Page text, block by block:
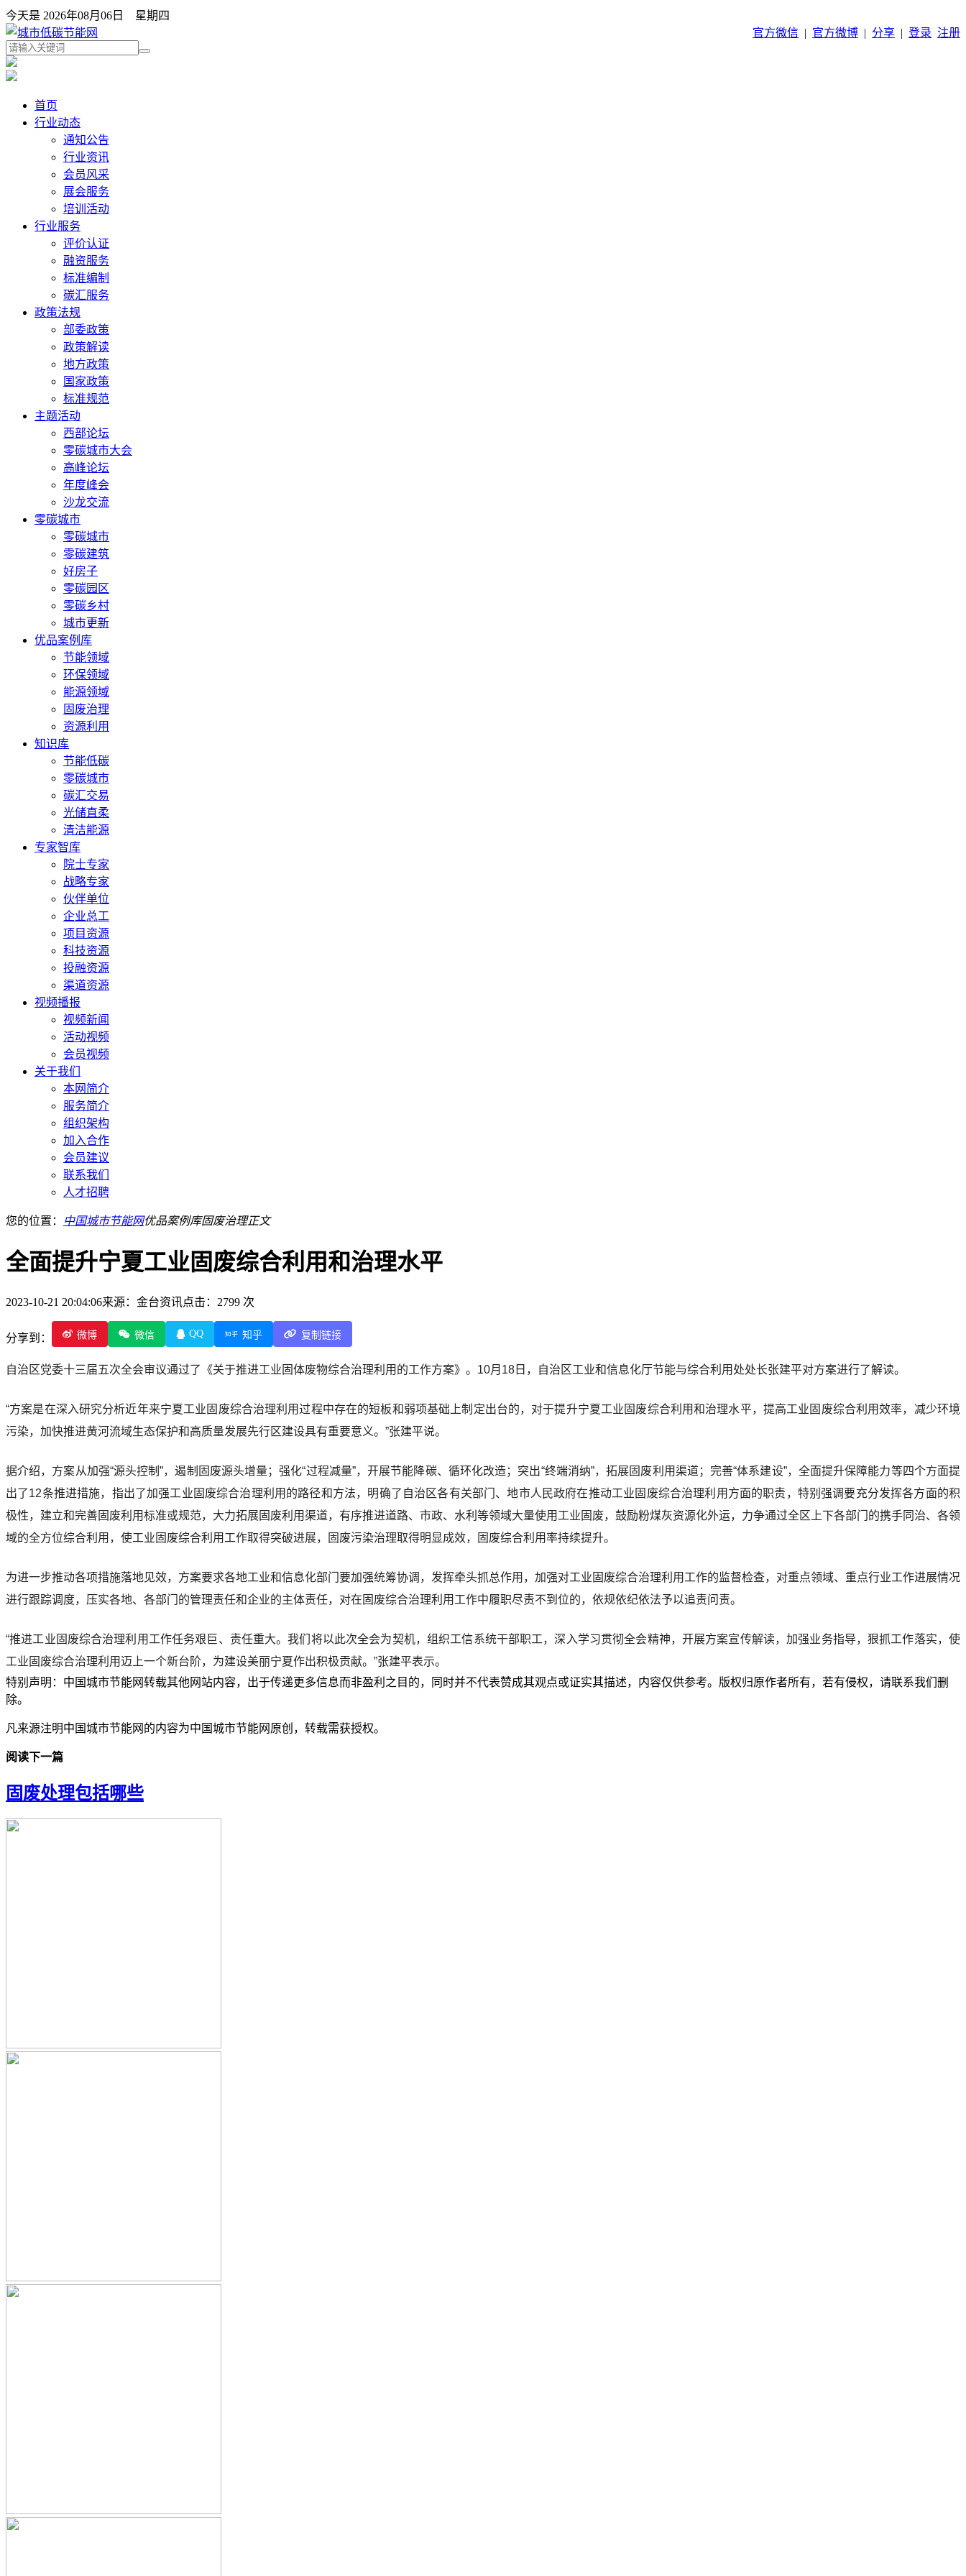
今天是 2026年08月06日 星期四
官方微信 | 官方微博 | 分享 | 登录 注册
首页
行业动态
通知公告
行业资讯
会员风采
展会服务
培训活动
行业服务
评价认证
融资服务
标准编制
碳汇服务
政策法规
部委政策
政策解读
地方政策
国家政策
标准规范
主题活动
西部论坛
零碳城市大会
高峰论坛
年度峰会
沙龙交流
零碳城市
零碳城市
零碳建筑
好房子
零碳园区
零碳乡村
城市更新
优品案例库
节能领域
环保领域
能源领域
固废治理
资源利用
知识库
节能低碳
零碳城市
碳汇交易
光储直柔
清洁能源
专家智库
院士专家
战略专家
伙伴单位
企业总工
项目资源
科技资源
投融资源
渠道资源
视频播报
视频新闻
活动视频
会员视频
关于我们
本网简介
服务简介
组织架构
加入合作
会员建议
联系我们
人才招聘
您的位置： 中国城市节能网优品案例库固废治理正文
全面提升宁夏工业固废综合利用和治理水平
2023-10-21 20:04:06来源：金台资讯点击：2799 次
分享到： 微博 微信 QQ 知乎 复制链接
自治区党委十三届五次全会审议通过了《关于推进工业固体废物综合治理利用的工作方案》。10月18日，自治区工业和信息化厅节能与综合利用处处长张建平对方案进行了解读。
“方案是在深入研究分析近年来宁夏工业固废综合治理利用过程中存在的短板和弱项基础上制定出台的，对于提升宁夏工业固废综合利用和治理水平，提高工业固废综合利用效率，减少环境
污染，加快推进黄河流域生态保护和高质量发展先行区建设具有重要意义。”张建平说。
据介绍，方案从加强“源头控制”，遏制固废源头增量；强化“过程减量”，开展节能降碳、循环化改造；突出“终端消纳”，拓展固废利用渠道；完善“体系建设”，全面提升保障能力等四个方面提
出了12条推进措施，指出了加强工业固废综合治理利用的路径和方法，明确了自治区各有关部门、地市人民政府在推动工业固废综合治理利用方面的职责，特别强调要充分发挥各方面的积
极性，建立和完善固废利用标准或规范，大力拓展固废利用渠道，有序推进道路、市政、水利等领域大量使用工业固废，鼓励粉煤灰资源化外运，力争通过全区上下各部门的携手同治、各领
域的全方位综合利用，使工业固废综合利用工作取得突破进展，固废污染治理取得明显成效，固废综合利用率持续提升。
为进一步推动各项措施落地见效，方案要求各地工业和信息化部门要加强统筹协调，发挥牵头抓总作用，加强对工业固废综合治理利用工作的监督检查，对重点领域、重点行业工作进展情况
进行跟踪调度，压实各地、各部门的管理责任和企业的主体责任，对在固废综合治理利用工作中履职尽责不到位的，依规依纪依法予以追责问责。
“推进工业固废综合治理利用工作任务艰巨、责任重大。我们将以此次全会为契机，组织工信系统干部职工，深入学习贯彻全会精神，开展方案宣传解读，加强业务指导，狠抓工作落实，使
工业固废综合治理利用迈上一个新台阶，为建设美丽宁夏作出积极贡献。”张建平表示。
特别声明：中国城市节能网转载其他网站内容，出于传递更多信息而非盈利之目的，同时并不代表赞成其观点或证实其描述，内容仅供参考。版权归原作者所有，若有侵权，请联系我们删
除。
凡来源注明中国城市节能网的内容为中国城市节能网原创，转载需获授权。
阅读下一篇
固废处理包括哪些